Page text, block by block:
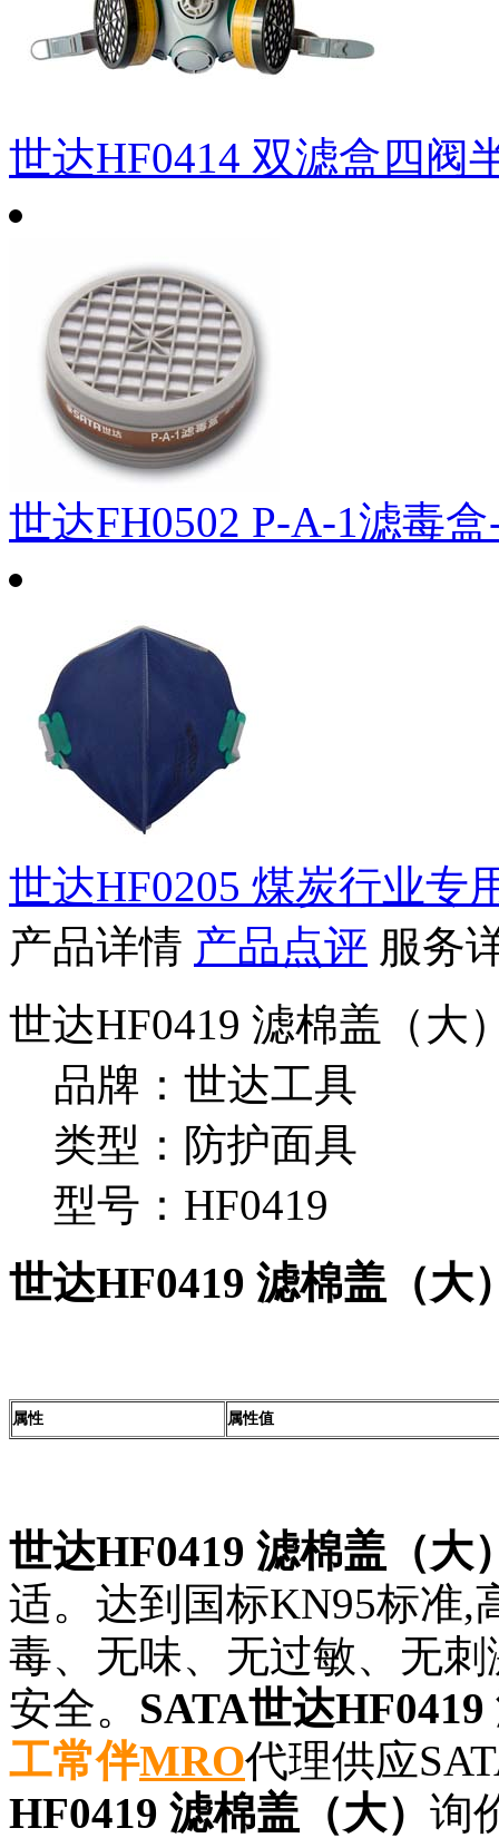
世达HF0414 双滤盒四阀
世达FH0502 P-A-1滤毒
世达HF0205 煤炭行业专
产品详情 产品点评 服务
世达HF0419 滤棉盖（大
品牌：世达工具
类型：防护面具
型号：HF0419
世达HF0419 滤棉盖（大
属性 属性值
世达HF0419 滤棉盖（大
适。达到国标KN95标准,
毒、无味、无过敏、无
安全。 SATA世达
工常伴MRO代理供应
HF0419 滤棉盖（大） 询